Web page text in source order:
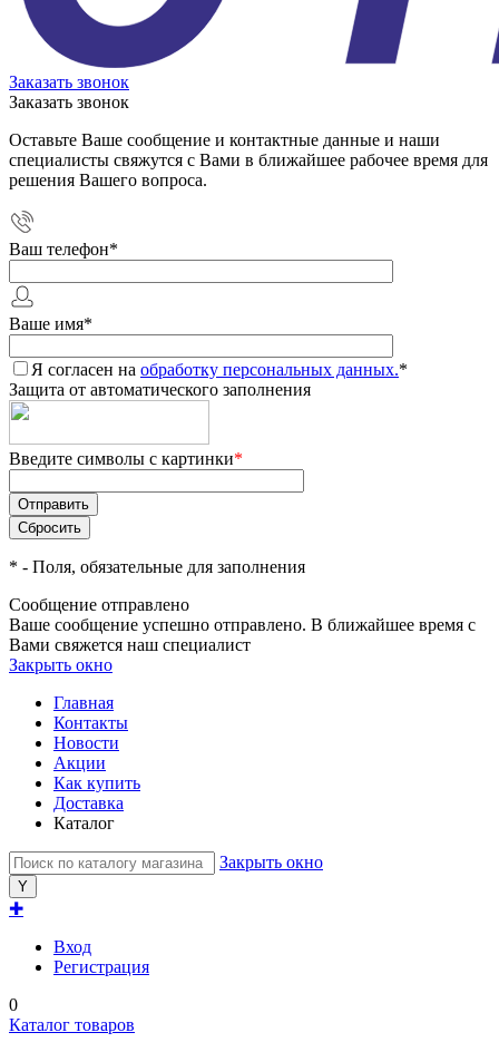
Заказать звонок
Заказать звонок
Оставьте Ваше сообщение и контактные данные и наши
специалисты свяжутся с Вами в ближайшее рабочее время для
решения Вашего вопроса.
Ваш телефон*
Ваше имя*
Я согласен на обработку персональных данных.*
Защита от автоматического заполнения
Введите символы с картинки*
* - Поля, обязательные для заполнения
Сообщение отправлено
Ваше сообщение успешно отправлено. В ближайшее время с
Вами свяжется наш специалист
Закрыть окно
Главная
Контакты
Новости
Акции
Как купить
Доставка
Каталог
Закрыть окно
✚
Вход
Регистрация
0
Каталог товаров